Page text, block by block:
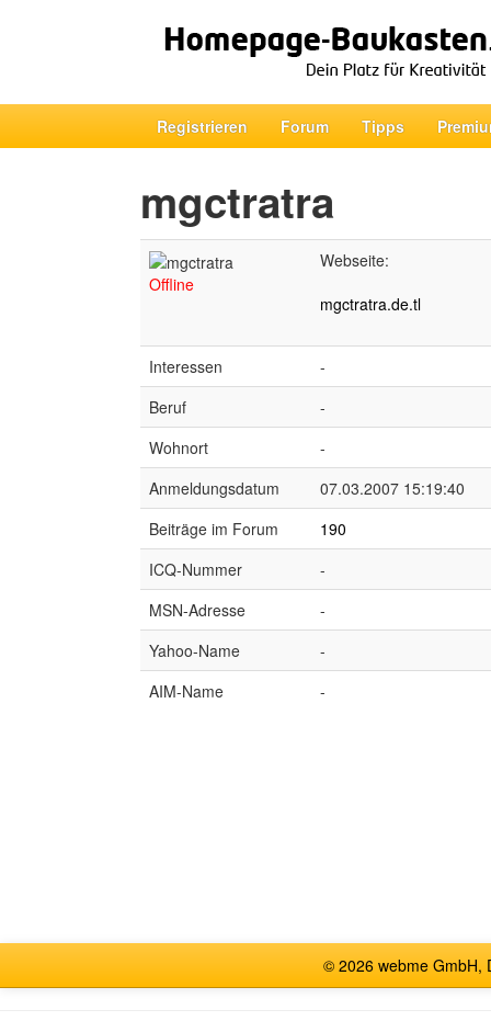
Registrieren Forum Tipps
mgctratra
Offline
Webseite:
mgctratra.de.tl
Interessen
-
Beruf
-
Wohnort
-
Anmeldungsdatum
07.03.2007 15:19:40
Beiträge im Forum
190
ICQ-Nummer
-
MSN-Adresse
-
Yahoo-Name
-
AIM-Name
-
© 2026 webme GmbH,